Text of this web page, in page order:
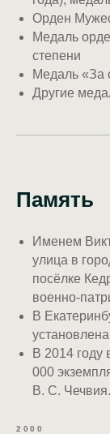
Орден
Медаль
степени
Медаль «За
Другие
Память
Именем
улица в
посёлке
военно-
В
В 2014 году
000
В. С.
2000